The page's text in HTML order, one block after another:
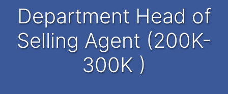
Department Head of
Selling Agent (200K-
300K )